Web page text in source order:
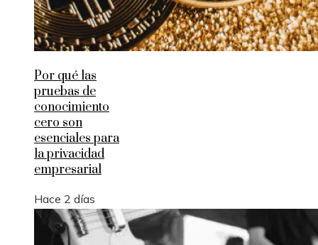
Por qué las
pruebas de
conocimiento
cero son
esenciales para
la privacidad
empresarial
Hace 2 días